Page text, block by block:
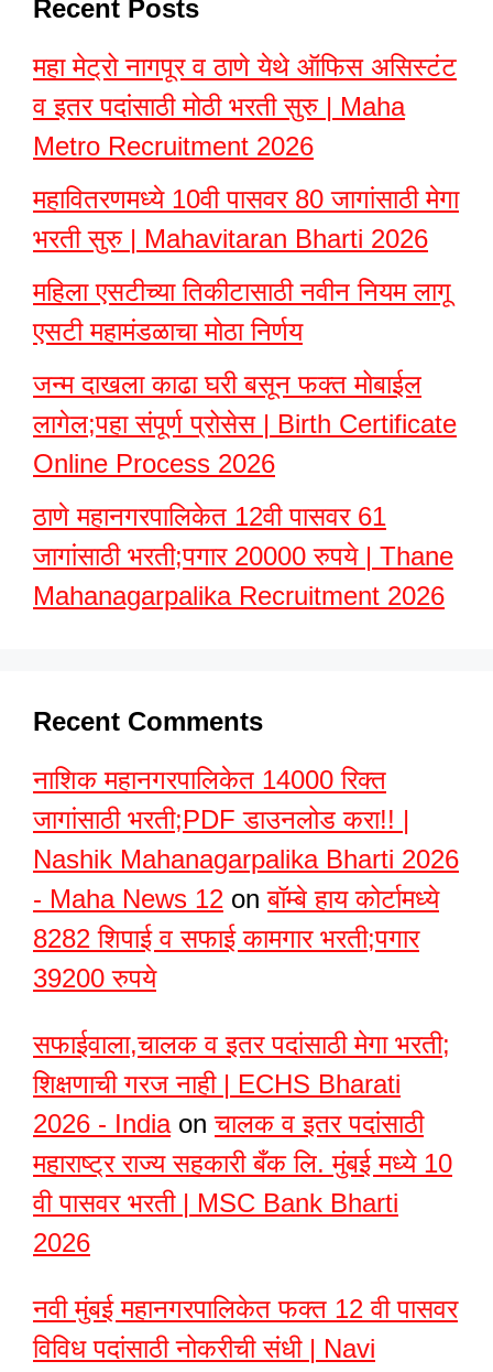
Recent Posts
महा मेट्रो नागपूर व ठाणे येथे ऑफिस असिस्टंट
व इतर पदांसाठी मोठी भरती सुरु | Maha
Metro Recruitment 2026
महावितरणमध्ये 10वी पासवर 80 जागांसाठी मेगा
भरती सुरु | Mahavitaran Bharti 2026
महिला एसटीच्या तिकीटासाठी नवीन नियम लागू
एसटी महामंडळाचा मोठा निर्णय
जन्म दाखला काढा घरी बसून फक्त मोबाईल
लागेल;पहा संपूर्ण प्रोसेस | Birth Certificate
Online Process 2026
ठाणे महानगरपालिकेत 12वी पासवर 61
जागांसाठी भरती;पगार 20000 रुपये | Thane
Mahanagarpalika Recruitment 2026
Recent Comments
नाशिक महानगरपालिकेत 14000 रिक्त
जागांसाठी भरती;PDF डाउनलोड करा!! |
Nashik Mahanagarpalika Bharti 2026
- Maha News 12 onबॉम्बे हाय कोर्टामध्ये
8282 शिपाई व सफाई कामगार भरती;पगार
39200 रुपये
सफाईवाला,चालक व इतर पदांसाठी मेगा भरती;
शिक्षणाची गरज नाही | ECHS Bharati
2026 - Indiaonचालक व इतर पदांसाठी
महाराष्ट्र राज्य सहकारी बँक लि. मुंबई मध्ये 10
वी पासवर भरती | MSC Bank Bharti
2026
नवी मुंबई महानगरपालिकेत फक्त 12 वी पासवर
विविध पदांसाठी नोकरीची संधी | Navi